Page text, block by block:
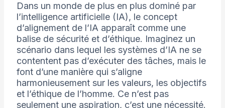
Dans un monde de plus en plus dominé par
l’intelligence artificielle (IA), le concept
d’alignement de l’IA apparaît comme une
balise de sécurité et d’éthique. Imaginez un
scénario dans lequel les systèmes d’IA ne se
contentent pas d’exécuter des tâches, mais le
font d’une manière qui s’aligne
harmonieusement sur les valeurs, les objectifs
et l’éthique de l’homme. Ce n’est pas
seulement une aspiration, c’est une nécessité.